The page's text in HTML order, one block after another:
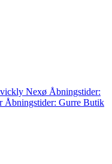
Nexø Åbningstider:
Åbningstider: Gurre Butik